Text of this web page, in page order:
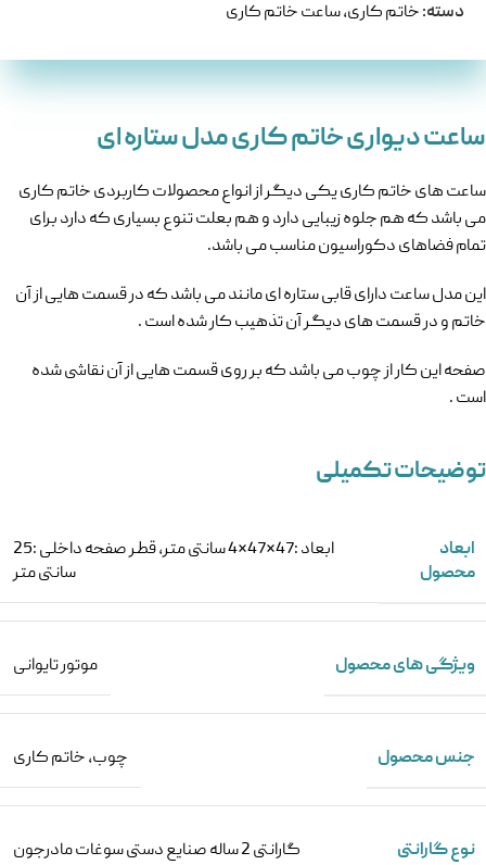
دسته:خاتم کاری,ساعت خاتم کاری
ساعت دیواری خاتم کاری مدل ستاره ای
ساعت های خاتم کاری یکی دیگر از انواع محصولات کاربردی خاتم کاری
می باشد که هم جلوه زیبایی دارد و هم بعلت تنوع بسیاری که دارد برای
تمام فضاهای دکوراسیون مناسب می باشد.
این مدل ساعت دارای قابی ستاره ای مانند می باشد که در قسمت هایی از آن
خاتم و در قسمت های دیگر آن تذهیب کار شده است .
صفحه این کار از چوب می باشد که بر روی قسمت هایی از آن نقاشی شده
است .
توضیحات تکمیلی
ابعاد
محصول
ابعاد :47*47*4 سانتی متر ,
قطر صفحه داخلی :25
سانتی متر
ویژگی های محصول موتور تایوانی
جنس محصول چوب,خاتم کاری
نوع گارانتی گارانتی 2 ساله صنایع دستی سوغات مادرجون